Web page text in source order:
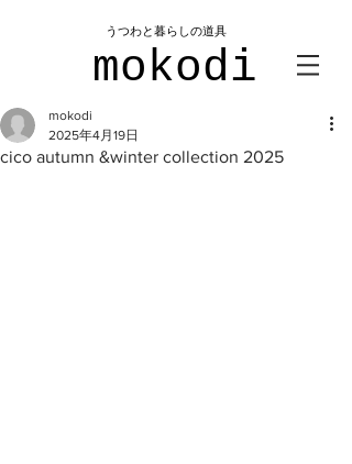
mokodi
​うつわと暮らしの道具
cico autumn &winter collection 2025
mokodi
2025年4月19日